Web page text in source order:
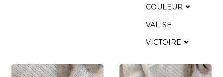
COULEUR
VALISE
VICTOIRE